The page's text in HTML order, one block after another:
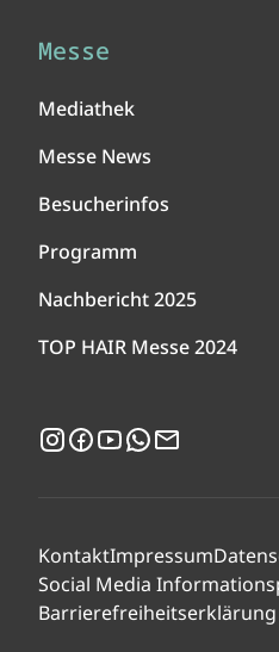
Messe
Mediathek
Messe News
Besucherinfos
Programm
Nachbericht 2025
TOP HAIR Messe 2024
Instagram
Facebook
YouTubeWhatsApp
KontaktImpressum
Social Media
Barrierefreiheitserklärung